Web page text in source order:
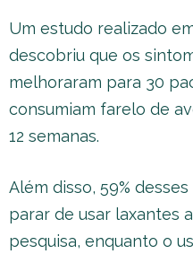
Um estudo realizado
descobriu que os
melhoraram para 30
consumiam farelo de
12 semanas.
Além disso, 59%
parar de usar laxantes
pesquisa, enquanto o